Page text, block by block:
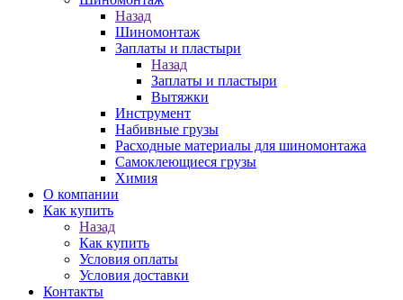
Назад
Шиномонтаж
Заплаты и пластыри
Назад
Заплаты и пластыри
Вытяжки
Инструмент
Набивные грузы
Расходные материалы для шиномонтажа
Самоклеющиеся грузы
Химия
О компании
Как купить
Назад
Как купить
Условия оплаты
Условия доставки
Контакты